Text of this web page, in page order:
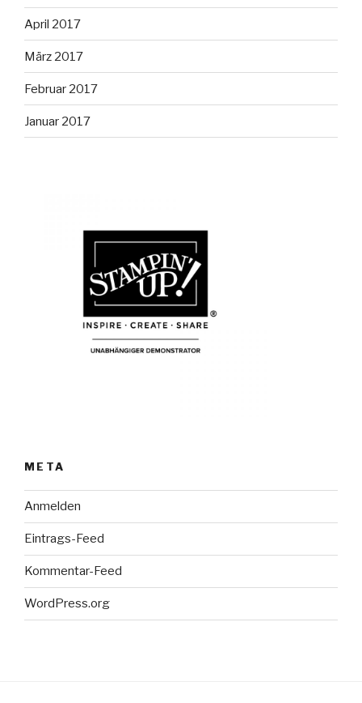
April 2017
März 2017
Februar 2017
Januar 2017
META
Anmelden
Eintrags-Feed
Kommentar-Feed
WordPress.org